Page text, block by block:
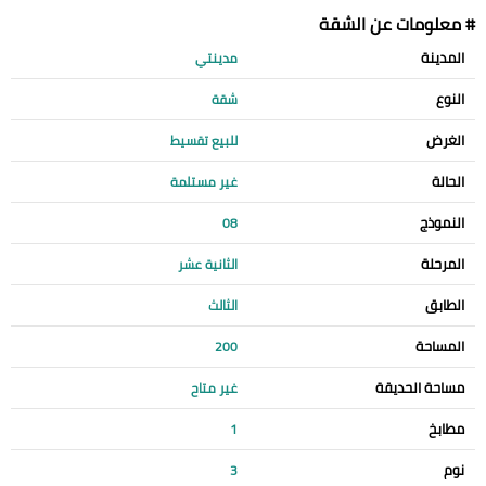
# معلومات عن الشقة
المدينة مدينتي
النوع شقة
الغرض للبيع تقسيط
الحالة غير مستلمة
النموذج 08
المرحلة الثانية عشر
الطابق الثالث
المساحة 200
مساحة الحديقة غير متاح
مطابخ 1
نوم 3